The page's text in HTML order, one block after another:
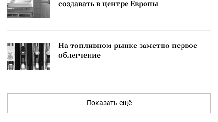
создавать в центре Европы
На топливном рынке заметно первое
облегчение
Показать ещё